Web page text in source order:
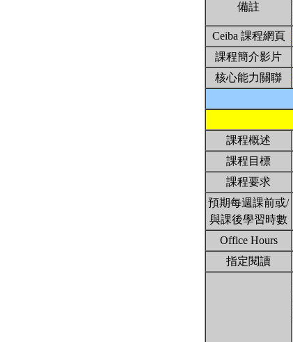
備註
Ceiba 課程網頁
課程簡介影片
核心能力關聯
課程概述
課程目標
課程要求
預期每週課前或/
與課後學習時數
Office Hours
指定閱讀